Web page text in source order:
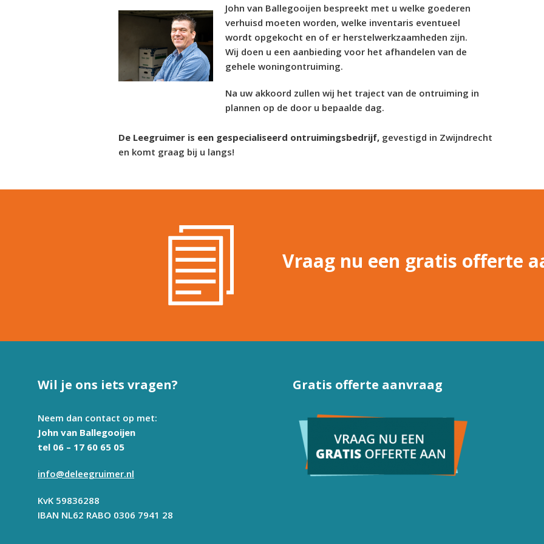
John van Ballegooijen bespreekt met u welke goederen
verhuisd moeten worden, welke inventaris eventueel
wordt opgekocht en of er herstelwerkzaamheden zijn.
Wij doen u een aanbieding voor het afhandelen van de
gehele woningontruiming.
Na uw akkoord zullen wij het traject van de ontruiming in
plannen op de door u bepaalde dag.
De Leegruimer is een gespecialiseerd ontruimingsbedrijf, gevestigd in Zwijndrecht
en komt graag bij u langs!
Vraag nu een gratis offerte
Wil je ons iets vragen?
Neem dan contact op met:
John van Ballegooijen
tel 06 – 17 60 65 05
info@deleegruimer.nl
KvK 59836288
IBAN NL62 RABO 0306 7941 28
Gratis offerte aanvraag